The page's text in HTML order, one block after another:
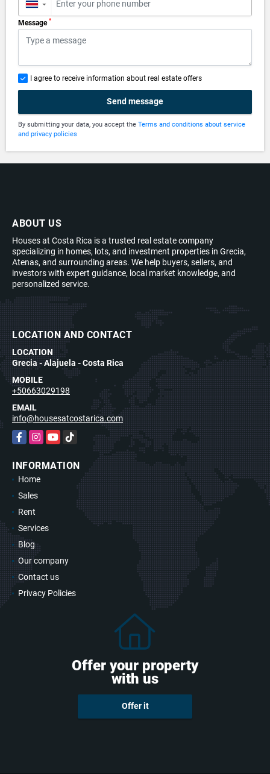
▼
Message *
I agree to receive information about real estate offers
Send message
By submitting your data, you accept the Terms and conditions about service
and privacy policies
ABOUT US
Houses at Costa Rica is a trusted real estate company
specializing in homes, lots, and investment properties in Grecia,
Atenas, and surrounding areas. We help buyers, sellers, and
investors with expert guidance, local market knowledge, and
personalized service.
LOCATION AND CONTACT
LOCATION
Grecia - Alajuela - Costa Rica
MOBILE
+50663029198
EMAIL
info@housesatcostarica.com
FacebookInstagram
YouTubeTikTok
INFORMATION
Home
Sales
Rent
Services
Blog
Our company
Contact us
Privacy Policies
Offer your property
with us
Offer it